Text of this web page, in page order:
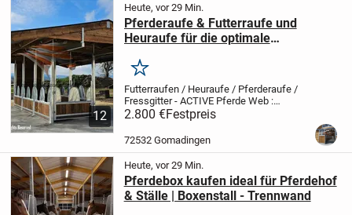
12
Heute, vor 29 Min.
Pferderaufe & Futterraufe und
Heuraufe für die optimale
Merken
Futterraufen / Heuraufe / Pferderaufe /
Fressgitter - ACTIVE Pferde Web :
professionelle-aussenboxen.de
feuerverzinkte Stahlkonstruktion
Schneelastbeständig - ausgelegt für
höchste...
2.800 €Festpreis
72532 Gomadingen
Heute, vor 29 Min.
Pferdebox kaufen ideal für Pferdehof
& Ställe | Boxenstall - Trennwand